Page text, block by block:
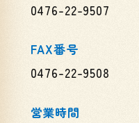
0476-22-9507
FAX番号
0476-22-9508
営業時間